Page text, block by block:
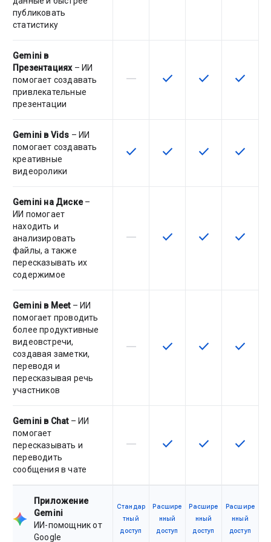
публиковать
статистику
Gemini в
Презентациях– ИИ
помогает создавать
привлекательные
презентации
Эта возможность не
horizontal_rule Эта возможность
check Эта
check Эта
check
Gemini в Vids – ИИ
помогает создавать
креативные
видеоролики
Эта возможность доступна для
check Эта возможность
check Эта
check Эта
check
Gemini на Диске–
ИИ помогает
находить и
анализировать
файлы, а также
пересказывать их
содержимое
Эта возможность не
horizontal_rule Эта возможность
check Эта
check Эта
check
Gemini в Meet– ИИ
помогает проводить
более продуктивные
видеовстречи,
создавая заметки,
переводя и
пересказывая речь
участников
Эта возможность не
horizontal_rule Эта возможность
check Эта
check Эта
check
Gemini в Chat– ИИ
помогает
пересказывать и
переводить
сообщения в чате
Эта возможность не
horizontal_rule Эта возможность
check Эта
check Эта
check
Приложение
Gemini
ИИ-помощник от
Google
Стандар
тный
доступ
Расшире
нный
доступ
Расшире
нный
доступ
Расшире
нный
доступ